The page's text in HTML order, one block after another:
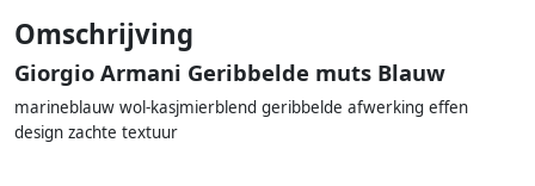
Omschrijving
Giorgio Armani Geribbelde muts Blauw
marineblauw wol-kasjmierblend geribbelde afwerking effen
design zachte textuur